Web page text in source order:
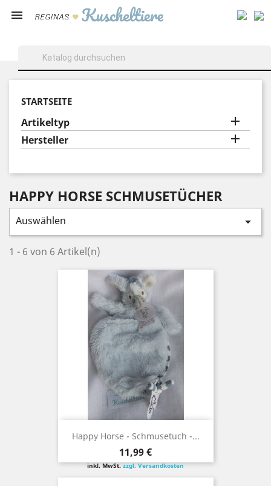

STARTSEITE
Artikeltyp 
Hersteller 
HAPPY HORSE SCHMUSETÜCHER
Auswählen 
1 - 6 von 6 Artikel(n)
Happy Horse - Schmusetuch -...
Preis
11,99 €
inkl. MwSt.zzgl. Versandkosten